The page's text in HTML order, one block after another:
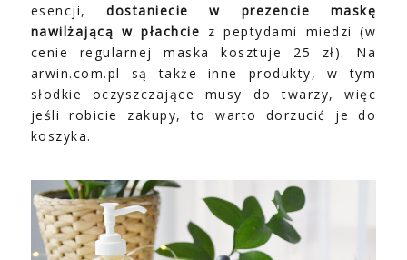
esencji,dostaniecie w prezencie maskę
nawilżającą w płachcie z peptydami miedzi (w
cenie regularnej maska kosztuje 25 zł). Na
arwin.com.pl są także inne produkty, w tym
słodkie oczyszczające musy do twarzy, więc
jeśli robicie zakupy, to warto dorzucić je do
koszyka.